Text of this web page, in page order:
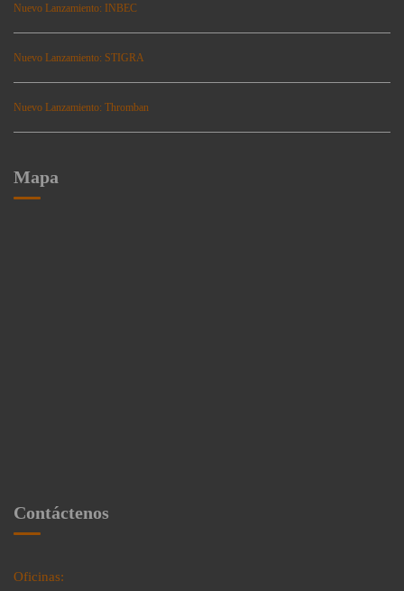
Nuevo Lanzamiento: INBEC
Nuevo Lanzamiento: STIGRA
Nuevo Lanzamiento: Thromban
Mapa
Contáctenos
Oficinas: